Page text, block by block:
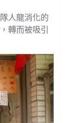
人龍消化的
轉而被吸引